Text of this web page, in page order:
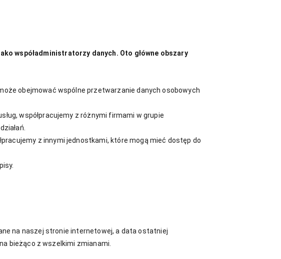
współadministratorzy danych. Oto główne obszary
obejmować wspólne przetwarzanie danych osobowych
współpracujemy z różnymi firmami w grupie
z innymi jednostkami, które mogą mieć dostęp do
na naszej stronie internetowej, a data ostatniej
bieżąco z wszelkimi zmianami.